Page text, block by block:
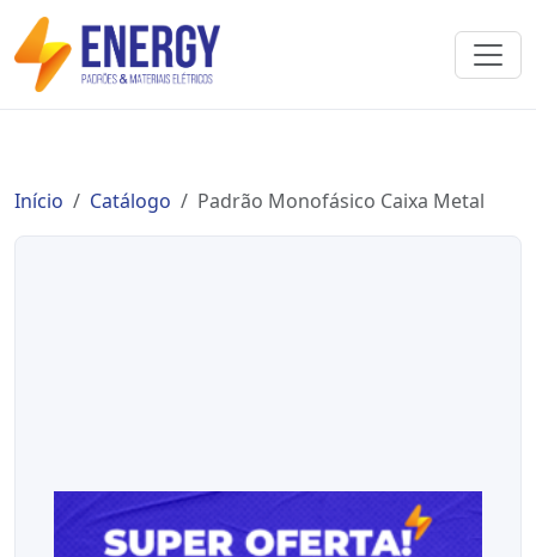
Início Catálogo Padrão Monofásico Caixa Metal